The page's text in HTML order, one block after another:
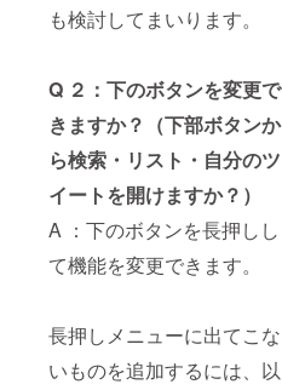
も検討してまいります。
Q ２：下のボタンを変更で
きますか？（下部ボタンか
ら検索・リスト・自分のツ
イートを開けますか？）
A ：下のボタンを長押しし
て機能を変更できます。
長押しメニューに出てこな
いものを追加するには、以